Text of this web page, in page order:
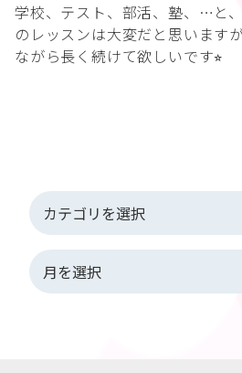
学校、テスト、部活、塾、…と
のレッスンは大変だと思います
ながら長く続けて欲しいです⭐︎